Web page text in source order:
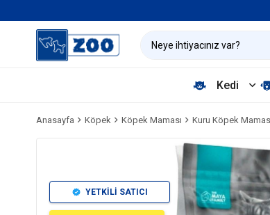
Kedi
Anasayfa Köpek Köpek Maması Kuru Köpek
YETKİLİ SATICI